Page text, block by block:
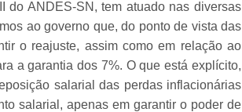
do ANDES-SN, tem atuado nas diversas
ao governo que, do ponto de vista das
o reajuste, assim como em relação ao
a garantia dos 7%. O que está explícito,
salarial das perdas inflacionárias
salarial, apenas em garantir o poder de